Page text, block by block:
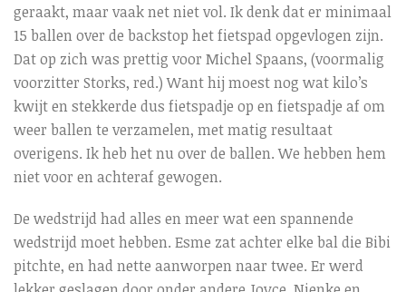
geraakt, maar vaak net niet vol. Ik denk dat er minimaal
15 ballen over de backstop het fietspad opgevlogen zijn.
Dat op zich was prettig voor Michel Spaans, (voormalig
voorzitter Storks, red.) Want hij moest nog wat kilo’s
kwijt en stekkerde dus fietspadje op en fietspadje af om
weer ballen te verzamelen, met matig resultaat
overigens. Ik heb het nu over de ballen. We hebben hem
niet voor en achteraf gewogen.
De wedstrijd had alles en meer wat een spannende
wedstrijd moet hebben. Esme zat achter elke bal die Bibi
pitchte, en had nette aanworpen naar twee. Er werd